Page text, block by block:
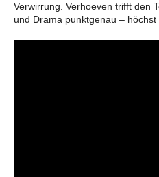
Verwirrung. Verhoeven trifft den
und Drama punktgenau – höchst